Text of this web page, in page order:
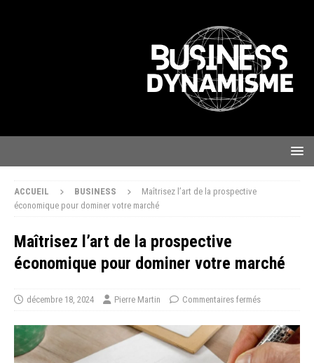
ACCUEIL BUSINESS
Maîtrisez l’art de la prospective
économique pour dominer votre marché
Maîtrisez l’art de la prospective
économique pour dominer votre marché
décembre 18, 2024 Pierre Martin Commentaires fermés